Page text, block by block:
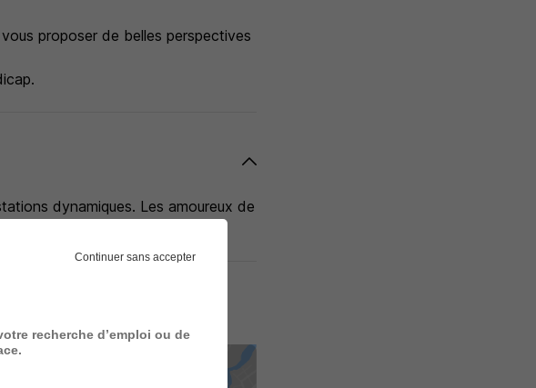
proposer de belles perspectives
dynamiques. Les amoureux de
Continuer sans accepter
recherche d’emploi ou de